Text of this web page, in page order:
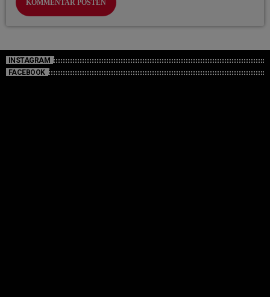
INSTAGRAM
FACEBOOK